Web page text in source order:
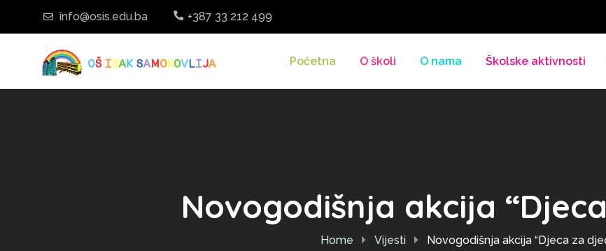
info@osis.edu.ba +387 33 212 499
Početna O školi O nama Školske aktivnosti
Novogodišnja akcija
Home Vijesti Novogodišnja akcija “Djeca za